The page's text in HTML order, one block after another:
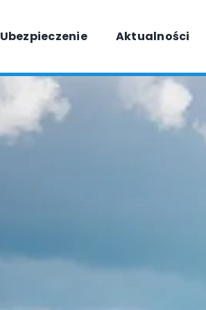
Ubezpieczenie Aktualności